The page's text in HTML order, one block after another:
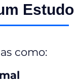
Estudo
como: